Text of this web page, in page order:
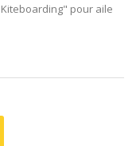
pour aile